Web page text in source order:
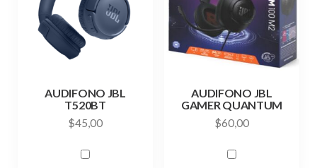
AUDIFONO JBL
T520BT
$45,00
AUDIFONO JBL
GAMER QUANTUM
$60,00